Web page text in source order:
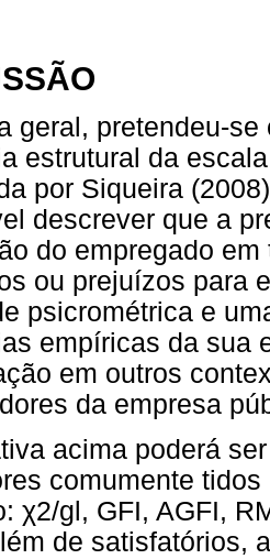
geral, pretendeu-
estrutural da
por Siqueira
descrever que a
do empregado
ou prejuízos para
psicrométrica e
empíricas da sua
em outros
da empresa
acima poderá
comumente
χ2/gl, GFI, AGFI,
de satisfatórios,